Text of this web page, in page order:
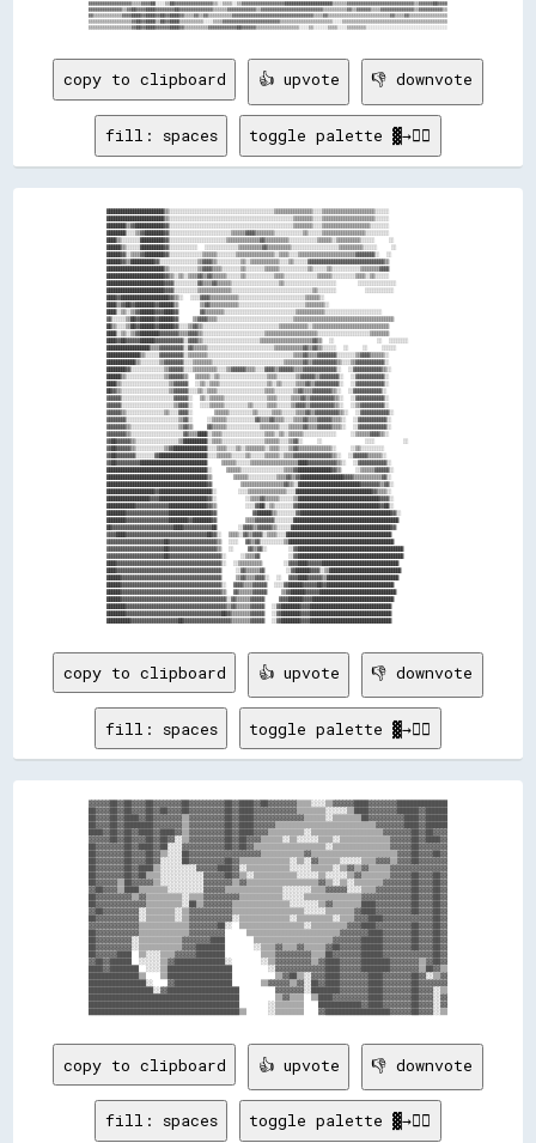
copy to clipboard 👍 upvote 👎 downvote
fill: spaces toggle palette ▓→✊🏽
████████████████████████▒▒░░░░░░░░░░░░░░░░░░░░░░░░░░░░░░░░░░░░░░░░░░░░▒▒▒▒▒▒▒▒▒▒▒▒▒▒▒▒░░░░▒▒▒▒▒▒▒▒▒▒▒▒▒▒▒▒▒▒▒▒▒▒░░░░░░
████████████████████████▒▒░░░░░░░░░░░░░░░░░░░░░░░░░░░░░░░░░░░░░░░░░░░░░░░░░░░░▒▒▒▒▒▒▒▒░░░░▒▒▒▒▒▒▒▒▒▒▒▒▒▒▒▒▒▒▒▒▒▒░░░░░░
████████▒▒▓▓████████████▓▓░░░░░░░░░░░░░░░░░░░░░░░░░░░░░░░░░░░░░░░░░░░░░░░░░░░░▒▒▒▒▒▒▒▒░░░░▒▒▒▒▒▒▒▒▒▒▒▒▒▒▒▒▒▒▒▒░░░░░░░░
████████░░░░▒▒▓▓████████▓▓░░░░░░░░░░░░░░░░░░░░░░░░░░▒▒▒▒▒▒▓▓▓▓▒▒▒▒▒▒▒▒░░░░░░░░░░░░▒▒░░░░░░▒▒▒▒▒▒▒▒▒▒▒▒▒▒▒▒▒▒░░░░░░░░░░
████▒▒░░░░░░░░██████████▓▓░░░░░░░░░░░░░░░░░░░░░░░░▒▒▒▒▒▒▒▒▒▒▒▒▒▒▓▓▒▒▒▒▒▒▒▒▒▒░░░░░░░░░░░░▒▒▒▒▒▒░░▒▒▒▒▒▒▒▒▒▒░░░░░░    ░░
██████▒▒░░░░░░██████████▓▓░░░░░░░░░░░░  ░░░░░░░░░░░░░░▒▒▒▒▒▒▒▒▒▒▓▓▒▒▒▒▒▒▒▒▒▒░░░░░░░░░░░░░░░░░░░░▒▒▒▒▒▒▒▒▒▒░░░░░░    ░░
██████▓▓░░▒▒▒▒▓▓████████▓▓░░░░░░░░░░░░░░▒▒▒▒▒▒░░░░░░░░▒▒▒▒▒▒▒▒▒▒▒▒▒▒▒▒░░▒▒▒▒░░░░▒▒▒▒▒▒▒▒▒▒▒▒▒▒▒▒▒▒▒▒▒▒▒▒▓▓▓▓▓▓▓▓░░  ░░
██████▓▓▒▒██████████▓▓░░░░░░░░░░░░░░░░▒▒▓▓▓▓▒▒░░░░░░░░░░▒▒░░▒▒▒▒▒▒▒▒▒▒▒▒░░░░▒▒░░░░░░▓▓▓▓▓▓▓▓▓▓▓▓▓▓▓▓▓▓▓▓▓▓▓▓▓▓▓▓▓▓▓▓▒▒
████████████████████████▒▒░░░░░░░░░░░░▒▒▓▓▓▓▒▒▒▒░░░░░░░░▒▒░░░░░░░░▒▒▒▒▒▒░░░░░░░░░░░░▒▒░░░░░░▒▒░░░░░░░░░░░░▒▒▒▒▒▒▒▒▓▓▓▓
████████████████████████▓▓▒▒░░▒▒░░▒▒▒▒▓▓▒▒▓▓▒▒▒▒▒▒░░░░░░▒▒░░░░░░░░░░░░▒▒▒▒░░░░░░░░░░░░░░▒▒▒▒▒▒░░░░░░░░░░▒▒▒▒░░▒▒░░░░░░
████████████████████████▓▓▓▓░░░░░░░░░░▓▓▒▒▒▒▓▓▒▒▒▒▒▒░░░░░░░░░░░░░░░░░░░░▒▒░░░░░░░░░░░░░░░░░░░░░░      ░░░░░░░░░░░░░░░░
████████████████████████▓▓▓▓░░░░░░░░░░▒▒▒▒▒▒▒▒▒▒▒▒▒▒░░░░░░░░░░░░░░░░░░░░░░░░░░░░░░░░░░▒▒░░░░░░░░        ░░░░░░░░░░░░
████▓▓████████████████████▓▓▒▒░░  ░░░░▓▓▓▓▒▒▒▒▒▒▒▒▒▒▒▒░░░░░░░░░░░░░░░░░░░░░░░░░░░░▒▒▒▒▒▒░░
████▒▒▓▓██▓▓████████▓▓██████▒▒      ▒▒▓▓▒▒▒▒▒▒▒▒▒▒▒▒░░░░░░░░░░░░░░░░░░░░░░░░░░░░▒▒▒▒▒▒▒▒░░
████░░▒▒░░▒▒▓▓██████▓▓▓▓████▓▓      ▓▓▒▒▒▒▒▒▒▒░░░░░░░░░░░░░░░░░░░░░░░░░░░░░░▒▒▒▒▒▒▒▒▒▒▒▒░░░░░░░░░░░░░░░░░░░░░░░░
▓▓░░░░░░▒▒██▓▓██████▓▓██████▓▓    ▒▒▓▓▓▓▒▒▒▒░░░░░░░░░░░░░░░░░░░░░░░░░░░░░░░░▒▒▒▒▒▒▒▒▒▒▒▒▒▒▒▒▒▒▒▒▒▒▒▒▒▒▒▒▒▒▒▒▒▒▒▒▒▒▒▒▒▒
██▒▒░░░░▒▒██▓▓██████▓▓██████▓▓░░░░▒▒▓▓▒▒░░░░░░░░░░░░░░░░░░░░░░░░░░░░░░░░▒▒▒▒▒▒▒▒▒▒▒▒░░▒▒▒▒▒▒▒▒▒▒▒▒▒▒▒▒▒▒▒▒▒▒▒▒▒▒▒▒▒▒▒▒
████░░▒▒░░▒▒▓▓████████▓▓▓▓▓▓▓▓▒▒▒▒▓▓▓▓▒▒░░░░░░░░░░░░░░░░░░░░░░░░░░▒▒▒▒▒▒▒▒▒▒▒▒▒▒▒▒▒▒▒▒▒▒░░░░░░░░░░░░░░░░░░░░░░▒▒▒▒▒▒▒▒
████▓▓██▓▓▓▓▓▓██████▓▓▓▓▓▓▓▓▓▓▓▓░░▓▓▓▓▒▒░░░░░░░░░░░░░░░░░░░░░░░░▒▒▒▒▒▒▒▒▒▒▒▒▒▒▒▒▒▒▒▒▒▒▓▓▒▒  ░░            ░░  ░░░░░░░░
██████████████████▒▒▒▒▓▓▓▓▓▓▓▓▓▓░░▓▓▒▒▒▒▒▒░░░░░░░░░░░░░░░░░░░░░░░░░░░░▒▒▒▒▒▒▒▒▒▒▒▒▓▓▒▒▓▓▒▒░░░░░░  ░░    ░░    ░░░░░░
██████████████▒▒░░░░░░▓▓▓▓▓▓▓▓▓▓░░▒▒▒▒▒▒▒▒░░░░░░░░░░░░░░░░░░░░░░░░░░░░░░░░░░░░▒▒▒▒▓▓▒▒▒▒▓▓▓▓▓▓▓▓░░░░░░░░▒▒▓▓▓▓▒▒▒▒▒▒░░
████████████▒▒░░░░░░░░▒▒▓▓▓▓▓▓▓▓░░░░▒▒▒▒▒▒▒▒░░░░░░░░░░░░░░░░░░░░░░░░░░░░░░▒▒▒▒▒▒▒▒▓▓▒▒▓▓▓▓▓▓▓▓▓▓▒▒░░░░▒▒▓▓▓▓▓▓▓▓▓▓▓▓░░
████████▓▓░░░░░░░░░░░░░░▒▒▓▓▓▓▓▓░░░░▒▒▒▒▒▒▒▒▒▒░░░░▒▒▓▓▓▓▓▓▒▒▒▒░░░░▓▓▓▓▒▒▓▓▓▓▓▓▒▒▒▒▓▓▓▓▓▓▓▓▓▓▓▓▓▓░░  ░░▓▓▓▓▓▓▓▓▓▓▓▓▒▒░░
██████▒▒░░░░░░░░░░░░░░░░▒▒▓▓▓▓▓▓▒▒  ▒▒▒▒▒▒░░▒▒░░░░░░░░░░░░░░░░░░░░▒▒▒▒░░░░░░░░▒▒▓▓▓▓▓▓▒▒▓▓▓▓▓▓▓▓░░  ░░▓▓▓▓▓▓▓▓▓▓▓▓░░
████▒▒░░░░░░░░░░░░░░░░░░░░▒▒▓▓▓▓▓▓  ░░▒▒░░▒▒▒▒░░░░░░░░░░░░░░░░░░░░▒▒░░▒▒░░░░░░▒▒▒▒▓▓▒▒▓▓▓▓▓▓▓▓▓▓░░  ░░▓▓▓▓▓▓▓▓▓▓▓▓░░
██▓▓▒▒░░░░░░░░░░░░░░░░░░░░▒▒▓▓▓▓▓▓░░░░▒▒░░▒▒▒▒░░░░░░░░░░░░░░░░░░░░▒▒▒▒░░░░░░░░▒▒▓▓▒▒▒▒▓▓▓▓▓▓▓▓▒▒░░  ░░▓▓▓▓▓▓▓▓▓▓▓▓░░
▓▓▓▓▓▓░░░░░░░░░░░░░░░░░░░░░░▓▓▓▓▓▓░░  ▒▒░░▒▒▒▒▒▒░░░░░░░░░░░░░░░░░░▒▒▒▒░░░░░░▒▒▒▒▓▓▒▒▓▓▓▓▓▓▓▓▓▓▒▒░░  ░░▓▓▓▓▓▓▓▓▓▓▓▓░░
▓▓▓▓▓▓░░░░░░░░░░░░░░░░░░░░░░▒▒▓▓▓▓░░  ░░░░▒▒▒▒▒▒░░░░░░░░░░▒▒░░░░░░▒▒▒▒░░░░░░▒▒▓▓▓▓▒▒▓▓▓▓▓▓▓▓▓▓▒▒░░  ░░▒▒▓▓▓▓▓▓▓▓▓▓░░
▓▓▓▓▓▓▒▒░░░░░░░░░░░░░░░░▒▒░░░░▓▓▓▓░░      ▒▒▒▒▒▒░░░░░░░░░░▒▒░░░░░░▒▒▒▒░░░░░░▒▒▒▒▓▓▒▒▓▓▓▓▓▓▓▓▓▓▒▒░░  ░░▓▓▓▓▓▓▓▓▓▓▓▓░░
▓▓▓▓▓▓▓▓░░░░░░░░░░░░░░░░░░░░░░▒▒▓▓░░    ░░▒▒▒▒▒▒░░░░░░░░░░░░▓▓▒▒▒▒▓▓▒▒▒▒░░░░▒▒▒▒▓▓▒▒▒▒▓▓▓▓▓▓▒▒▒▒░░  ░░▓▓▓▓▓▓▓▓▓▓▓▓░░
▓▓▓▓▓▓▓▓▒▒░░░░░░░░░░░░░░░░░░░░▒▒▓▓▒▒    ▓▓▒▒▒▒▒▒░░░░░░░░░░░░░░▒▒▒▒▒▒▒▒░░░░▒▒▒▒▒▒▓▓▒▒▒▒▓▓▓▓▓▓▒▒▒▒░░  ░░▓▓▓▓▓▓▓▓▓▓▓▓░░
▓▓▓▓▓▓▓▓▒▒░░░░░░░░░░░░░░░░░░░░░░▓▓▒▒▒▒████░░▒▒▒▒░░░░░░░░░░░░░░░░░░▒▒▒▒░░▒▒░░▒▒▒▒▒▒░░░░░░░░░░░░░░    ░░▒▒▒▒▒▒▓▓▓▓▒▒░░
▓▓██▓▓▓▓▓▓▒▒░░░░░░░░░░░░░░░░░░▒▒██████████░░▒▒▒▒░░░░░░░░░░░░░░░░░░▒▒▒▒▒▒░░░░▒▒▓▓░░    ░░            ░░░░        ░░
▓▓██▓▓▓▓▓▓▒▒░░░░░░░░░░░░▒▒▓▓██████████████░░░░▒▒▒▒░░░░▒▒░░▒▒▒▒▒▒▒▒░░▒▒▒▒░░░░▒▒▓▓▒▒▒▒▒▒▒▒▒▒▒▒▒▒░░    ░░▒▒░░░░░░░░░░
▓▓██▓▓▓▓▓▓▓▓░░░░░░░░▓▓████████████████████░░░░▒▒▒▒▒▒░░░░░░▒▒░░░░░░▒▒▒▒▒▒░░▒▒▒▒▓▓▓▓▓▓▓▓▓▓▓▓▓▓▓▓▒▒░░  ░░▓▓▓▓▓▓▒▒▒▒▒▒░░
▓▓██▓▓▓▓▓▓▓▓▓▓████████████████████████████    ▒▒▒▒▒▒░░░░░░▒▒▒▒▒▒▒▒▒▒▒▒▒▒▒▒▒▒▒▒████▓▓▓▓▓▓▓▓▓▓▓▓▒▒░░  ░░▓▓▓▓▓▓▓▓▓▓▓▓░░
██████████████████████████████████████████░░    ▒▒▒▒▒▒░░░░░░░░░░░░░░░░░░▒▒▒▒▓▓██████████████▓▓▒▒    ░░▒▒▒▒▒▒▓▓▓▓▓▓░░
██████████████████████████████████████████▒▒      ▒▒▒▒▒▒░░░░░░░░░░░░▒▒▒▒▓▓▒▒▓▓██████████████████▓▓▓▓▒▒▒▒▒▒▒▒▒▒▒▒▓▓░░
██████████████████████████████████████████▓▓        ▒▒▒▒▒▒▒▒▒▒▒▒▒▒▒▒▒▒▓▓▒▒░░██████████████████████████▓▓▓▓▓▓▓▓▒▒▓▓░░
████████████████████▓▓██████████████████████░░      ░░░░▒▒▒▒▒▒▒▒▒▒▒▒▒▒▒▒░░░░████████████████████████████████▓▓▒▒▒▒░░
██████████████████▓▓▓▓████████████████████▓▓░░        ░░▒▒▒▒▓▓▒▒▒▒▒▒░░░░░░▒▒██████████████████████████████████▓▓▓▓░░
████████████▓▓▓▓▓▓▓▓▓▓▓▓▓▓████████████████▓▓▒▒        ░░░░▓▓██░░▒▒░░░░░░░░▓▓██████████████████████████████████▓▓██░░
████████▓▓▓▓▓▓▓▓▓▓▓▓▓▓▓▓▓▓██████████████████▓▓          ▓▓██████▒▒░░░░░░░░▓▓██████████████████████████████████████▓▓░░
████████▓▓▓▓▓▓▓▓▓▓▓▓▓▓▓▓▓▓████████▓▓████████▓▓        ▒▒▒▒▓▓▓▓▓▓▓▓░░░░░░░░████████████████████████████████████████████
██▓▓▓▓▓▓▓▓▓▓▓▓▓▓▓▓▓▓▓▓▓▓▓▓▓▓████▓▓▓▓▓▓▓▓▓▓▓▓██      ░░▓▓▓▓▒▒▓▓▓▓▓▓▒▒░░░░░░██████████████████████████████████████████▓▓
▓▓▓▓████▓▓▓▓▓▓▓▓▓▓▓▓▓▓▓▓▓▓▓▓▓▓▓▓▓▓▓▓▓▓▓▓▓▓██▓▓░░  ▒▒▒▒░░▓▓▒▒▓▓▓▓░░▒▒▒▒░░░░████████████████████████████████████████████
▓▓▓▓▓▓▓▓▓▓▓▓▓▓▓▓▓▓▓▓▓▓▓▓██▓▓▓▓▓▓▓▓▓▓▓▓▓▓▓▓▓▓▓▓▒▒  ░░░░  ▓▓▒▒▓▓░░░░░░░░░░▒▒████████████████████████████████████████████
▓▓▓▓▓▓▓▓▓▓▓▓▓▓▓▓▓▓▓▓▓▓▓▓██▓▓▓▓▓▓▓▓▓▓▓▓▓▓▓▓▓▓▓▓▒▒  ░░    ▓▓▒▒▓▓░░      ░░▓▓████████████████████████████████████████████
▓▓▓▓▓▓▓▓▓▓▓▓▓▓▓▓▓▓▓▓▓▓▓▓██▓▓▓▓▓▓▓▓▓▓▓▓▓▓▓▓▓▓▓▓▓▓░░    ░░▒▒▒▒▓▓        ░░▓▓████████████████████████████████████████████
████▓▓▓▓▓▓▓▓▓▓▓▓▓▓▓▓▓▓▓▓▓▓▓▓▓▓▓▓▓▓▓▓▓▓▓▓▓▓▓▓▓▓▓▓░░  ░░▒▒▒▒▒▒▒▒▒▒      ░░▓▓▓▓████▓▓▓▓▓▓████████████████████████████████
████▓▓▓▓▓▓▓▓▓▓▓▓▓▓▓▓▓▓▓▓▓▓▓▓▓▓▓▓▓▓▓▓▓▓▓▓▓▓▓▓▓▓▓▓    ░░▓▓▒▒▒▒▒▒▓▓      ░░▓▓██████▓▓▓▓░░▒▒██████████████████████████████
██████▓▓▓▓▓▓▓▓▓▓▓▓▓▓▓▓▓▓▓▓▓▓▓▓▓▓▓▓▓▓▓▓▓▓▓▓▓▓▓▓▓▓    ▒▒▓▓▒▒▒▒▓▓▓▓░░  ░░  ▓▓▓▓████▓▓▓▓▓▓▒▒██████████████████████████████
██████▓▓▓▓▓▓▓▓▓▓▓▓▓▓▓▓▓▓▓▓▓▓▓▓▓▓▓▓▓▓▓▓▓▓▓▓▓▓▓▓▓▓░░  ▓▓▓▓▒▒▒▒▓▓▓▓▓▓  ░░░░▓▓██████▓▓▓▓▓▓██▓▓████████████████████████████
██████▓▓▓▓▓▓▓▓▓▓▓▓▓▓▓▓▓▓▓▓▓▓▓▓▓▓▓▓▓▓▓▓▓▓▓▓▓▓▓▓▓▓▒▒  ▓▓▒▒▒▒▒▒▓▓▓▓▓▓    ▒▒▓▓██████▓▓▓▓▓▓████████████████████████████████
██████▓▓▓▓▓▓▓▓▓▓▓▓▓▓▓▓▓▓▓▓▓▓▓▓▓▓▓▓▓▓▓▓▓▓▓▓▓▓▓▓▓▓▓▓░░▓▓▒▒▒▒▒▒▓▓▓▓▓▓    ▓▓▓▓██████▓▓▓▓██████████████████████████████████
████████▓▓▓▓▓▓▓▓▓▓▓▓▓▓▓▓▓▓▓▓▓▓▓▓▓▓▓▓▓▓▓▓▓▓▓▓▓▓▓▓▓▓▒▒▓▓▒▒▒▒▒▒▓▓▓▓▓▓  ░░▓▓████████▓▓▓▓██████████████████████████████████
████████▓▓▓▓▓▓▓▓▓▓▓▓▓▓▓▓▓▓▓▓▓▓▓▓▓▓▓▓▓▓▓▓▓▓▓▓▓▓▓▓██▓▓▒▒▒▒▒▒▒▒▓▓▓▓▓▓  ░░▓▓████████▓▓▓▓██████████████████████████████████
copy to clipboard 👍 upvote 👎 downvote
fill: spaces toggle palette ▓→✊🏽
▓▓▓▓▓▓██▓▓██▓▓▓▓██▓▓▓▓▓▓▓▓██▓▓▓▓▓▓▓▓▓▓██▓▓████▓▓██▓▓▓▓▓▓▓▓▒▒▒▒░░░░▒▒▓▓▓▓▓▓████▓▓▓▓▓▓▓▓██████████████
██▓▓▓▓██▓▓██▓▓▓▓██▓▓██▓▓▓▓██▓▓▓▓▓▓▓▓▓▓██▓▓████▓▓▓▓▓▓▓▓▓▓▓▓▒▒▒▒▒▒▒▒░░░░░░▒▒████▓▓▓▓▓▓▓▓██████▓▓██████
██▓▓▓▓██▓▓████▓▓██▓▓▓▓▓▓▓▓▒▒▓▓▓▓▓▓▓▓▓▓██▓▓████▓▓▓▓▓▓▓▓▓▓▓▓▓▓▒▒▒▒▒▒░░▒▒▒▒▒▒▒▒██▓▓▓▓▓▓▓▓▓▓████▓▓██████
██▓▓▓▓██▓▓████████▓▓▓▓▓▓▓▓▒▒▓▓▓▓▓▓▓▓▓▓██▓▓████▓▓▓▓▓▓▒▒▒▒▒▒▒▒▒▒▒▒▒▒▒▒▒▒▒▒▒▒▒▒▒▒▒▒▓▓▓▓▓▓▓▓████▓▓██████
████▓▓██▓▓██▓▓████▓▓████▓▓▒▒▓▓▓▓▓▓▓▓▓▓██▓▓████▓▓▓▓▒▒▒▒▒▒▒▒▒▒░░▒▒▒▒▒▒▒▒▒▒▒▒▒▒▒▒▒▒▒▒▓▓▓▓▓▓▓▓██▓▓██▓▓▓▓
▓▓▓▓▓▓██▓▓██▓▓▓▓██▓▓██▓▓░░▒▒▓▓▓▓▓▓▓▓▓▓██▓▓██▓▓▓▓▒▒▒▒▒▒░░▒▒░░░░░░▒▒▒▒░░▒▒▒▒▒▒▒▒▒▒▒▒▒▒▓▓▓▓▓▓██▓▓████▓▓
██▓▓▓▓▓▓▓▓██▓▓████▓▓██░░░░▓▓▓▓▓▓▓▓▓▓▓▓██▓▓██▓▓▒▒▒▒▒▒▒▒▒▒▒▒▒▒▒▒▒▒▒▒░░▒▒▒▒▒▒▒▒▒▒▒▒▒▒▒▒▓▓▓▓▓▓██▓▓▓▓▓▓▓▓
██▓▓▓▓▓▓▓▓██▓▓▓▓██▓▓▒▒░░░░██▓▓▓▓▓▓▓▓▓▓▓▓▓▓▓▓▓▓▓▓▒▒▒▒▒▒▒▒▒▒▒▒▓▓▒▒▒▒▒▒▒▒▒▒▒▒▒▒▒▒▒▒▒▒▒▒▒▒▓▓▓▓██▓▓▓▓██▓▓
██▓▓▓▓▓▓▓▓██▓▓▓▓██▓▓░░░░░░██▓▓▓▓▓▓▓▓▓▓██▓▓▒▒▒▒▒▒▒▒▒▒▒▒▒▒░░▒▒░░▓▓▒▒▒▒▒▒░░░░░░▒▒▒▒▓▓▓▓▒▒▓▓▓▓██▓▓▓▓▓▓▓▓
██▓▓▓▓▓▓▓▓██▓▓████▒▒░░░░░░░░░░▓▓▓▓▓▓████▓▓░░▒▒▒▒▒▒▒▒▒▒▒▒░░░░░░▒▒▒▒▒▒░░▒▒▓▓▒▒▓▓▒▒▒▒▒▒▓▓▓▓▓▓▓▓▓▓▓▓▓▓▓▓
██▓▓▓▓▓▓▓▓██▓▓██▒▒▒▒░░░░░░░░░░░░▓▓▓▓▓▓██▓▓▒▒░░▒▒▒▒▒▒▒▒▒▒▒▒░░░░░░▒▒░░░░░░▒▒▓▓▒▒▒▒▒▒▒▒▓▓▓▓▓▓██▓▓▓▓██▓▓
██▓▓▓▓▓▓▒▒██▓▓▓▓▓▓▒▒░░░░░░░░░░░░▓▓▓▓▓▓▓▓▒▒▓▓▒▒▒▒▒▒▒▒▒▒▒▒▒▒▒▒▒▒▒▒▓▓▒▒░░▒▒░░▒▒▒▒▒▒▒▒▓▓▓▓▓▓▓▓██▓▓▓▓██▓▓
▓▓██▓▓▓▓▒▒████▒▒▒▒▒▒▒▒░░░░░░░░░░▓▓▓▓▓▓▒▒▒▒▒▒▒▒▒▒▒▒▒▒▒▒░░░░░░░░▒▒▒▒▓▓▓▓▓▓░░░░▒▒▒▒▓▓▓▓▓▓▓▓▓▓██▓▓▓▓██▓▓
██▓▓▓▓▓▓▓▓▓▓▒▒▓▓▒▒▒▒▒▒▒▒▒▒░░▒▒▒▒▓▓▓▓▓▓▓▓▓▓▒▒▒▒▒▒▒▒▒▒▒▒░░░░░░▒▒▒▒▒▒▒▒▒▒▒▒▒▒▒▒▓▓▓▓▓▓▓▓▓▓▓▓▓▓██▓▓▓▓██▓▓
██▓▓▓▓▓▓▓▓▓▓▓▓▓▓▒▒▒▒▒▒▒▒▒▒░░██▒▒▓▓▓▓▓▓▓▓▒▒▒▒▒▒▒▒▒▒▒▒▒▒▒▒░░░░░░░░▒▒▓▓▒▒▒▒▒▒▒▒████▓▓▓▓▓▓▓▓▓▓██▓▓▓▓██▓▓
▓▓██▓▓▓▓▓▓▓▓▓▓░░▒▒▒▒▒▒▒▒░░▒▒▓▓▓▓▓▓▓▓▓▓▓▓▒▒▒▒▒▒▒▒▒▒▒▒▒▒▒▒▒▒▒▒░░░░░░▒▒▒▒▒▒▒▒▓▓████▓▓▓▓▓▓▓▓▓▓██▓▓▓▓██▓▓
██▓▓▓▓▓▓▓▓▓▓▓▓░░▒▒▒▒▒▒▒▒░░▒▒▓▓▓▓▓▓▓▓▓▓▓▓░░▒▒▒▒▒▒▒▒▒▒▒▒▒▒░░▒▒▒▒▒▒▒▒▒▒░░▒▒▒▒▓▓▓▓████▓▓▓▓▓▓▓▓▓▓▓▓▓▓██▓▓
▓▓▓▓▓▓▓▓▓▓▓▓▓▓▒▒▒▒▒▒▒▒▒▒▒▒▒▒▓▓▓▓▓▓▓▓██░░  ▒▒▒▒▒▒▒▒▒▒▒▒▒▒▒▒▒▒░░▒▒▒▒▒▒▒▒▒▒▓▓▓▓████▓▓▓▓▓▓▓▓▓▓██▓▓▓▓██▓▓
██▓▓▓▓▓▓▓▓▓▓▓▓▒▒▒▒▒▒▒▒▒▒▒▒▒▒▓▓▓▓▓▓▓▓▓▓      ▒▒▒▒▒▒▒▒▒▒▒▒▒▒▒▒▒▒▒▒▒▒▒▒▒▒▓▓▓▓▓▓▓▓████▓▓▓▓▓▓▓▓██▓▓▓▓██▓▓
██▓▓▓▓▓▓▓▓▓▓░░▒▒▒▒▒▒▒▒▒▒▒▒▓▓▓▓▓▓▓▓████        ▒▒▒▒▒▒▒▒▒▒▒▒▒▒▒▒▒▒▒▒▒▒▓▓▓▓▓▓▓▓██████▓▓▓▓▓▓▓▓██▓▓▓▓██▓▓
██▓▓▓▓▓▓▓▓▓▓░░▒▒▒▒▒▒▒▒▒▒▒▒▓▓▓▓████████        ░░▒▒▒▒▓▓▒▒▒▒▓▓▒▒▒▒▒▒▓▓██▓▓▓▓▓▓██████▓▓▓▓▓▓▓▓██▓▓▓▓██▓▓
██▓▓▓▓▓▓████  ▒▒░░░░▒▒▒▒▓▓▓▓▓▓████████          ▒▒▒▒▓▓▓▓▓▓▓▓▓▓▒▒▒▒██▓▓▓▓▓▓▓▓██████▓▓▓▓▓▓▓▓▓▓▓▓▓▓██▓▓
▓▓██▓▓██████  ░░░░░░▒▒▓▓██████████████░░        ░░▒▒▓▓▓▓▓▓▓▓▓▓▒▒▓▓████▓▓▓▓▓▓████████▓▓▓▓▓▓▓▓▒▒▓▓██▓▓
████▓▓████████  ░░░░▒▒██████████████████          ░░▓▓▓▓▓▓▓▓▓▓▓▓▓▓████▓▓▓▓▓▓████████▓▓▓▓▓▓▓▓▒▒██▓▓▒▒
██████████████▒▒    ▒▒██████████████████            ▒▒▓▓██▒▒░░▓▓▓▓████▓▓▓▓▓▓▓▓████▓▓▓▓▓▓▓▓██▓▓░░▒▒▓▓
████████████████░░    ▓▓████████████████        ▒▒▓▓▓▓▓▓▒▒▓▓░░██▓▓████▓▓▓▓▓▓▓▓████▓▓▓▓▓▓▓▓██▓▓▓▓▓▓▓▓
██████████████████░░▓▓████████████████████          ▓▓▓▓▓▓▓▓░░████████▓▓▓▓▓▓▓▓████▓▓▓▓▓▓▓▓██▓▓▓▓░░▒▒
██████████████████████████████████████████          ▒▒▓▓▒▒▒▒  ▒▒████▓▓▓▓▓▓▓▓▓▓████▓▓▓▓▓▓▓▓██▓▓▓▓░░▓▓
██████████████████████████████████████████        ░░▒▒▒▒▒▒▒▒    ████████████▓▓████▓▓▓▓▓▓▓▓██▓▓▓▓░░▓▓
copy to clipboard 👍 upvote 👎 downvote
fill: spaces toggle palette ▓→✊🏽